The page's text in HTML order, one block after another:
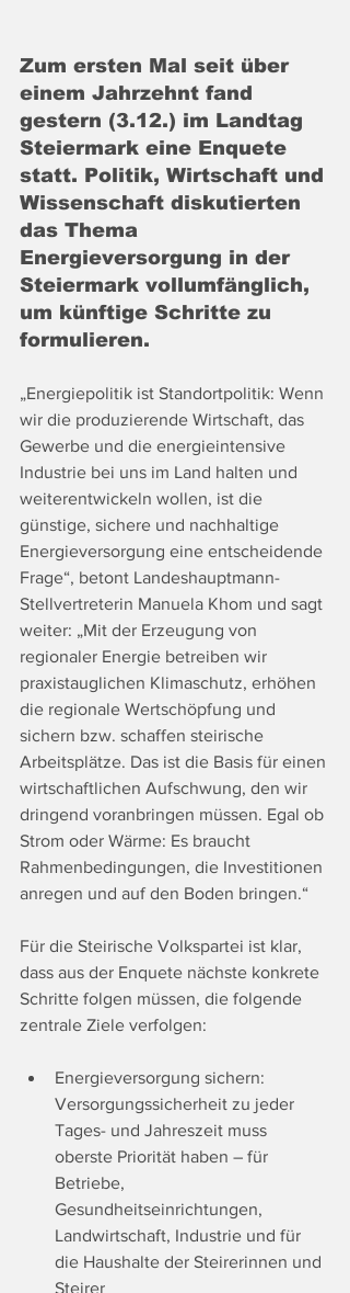
Zum ersten Mal seit über
einem Jahrzehnt fand
gestern (3.12.) im Landtag
Steiermark eine Enquete
statt. Politik, Wirtschaft und
Wissenschaft diskutierten
das Thema
Energieversorgung in der
Steiermark vollumfänglich,
um künftige Schritte zu
formulieren.
„Energiepolitik ist Standortpolitik: Wenn
wir die produzierende Wirtschaft, das
Gewerbe und die energieintensive
Industrie bei uns im Land halten und
weiterentwickeln wollen, ist die
günstige, sichere und nachhaltige
Energieversorgung eine entscheidende
Frage“, betont Landeshauptmann-
Stellvertreterin Manuela Khom und sagt
weiter: „Mit der Erzeugung von
regionaler Energie betreiben wir
praxistauglichen Klimaschutz, erhöhen
die regionale Wertschöpfung und
sichern bzw. schaffen steirische
Arbeitsplätze. Das ist die Basis für einen
wirtschaftlichen Aufschwung, den wir
dringend voranbringen müssen. Egal ob
Strom oder Wärme: Es braucht
Rahmenbedingungen, die Investitionen
anregen und auf den Boden bringen.“
Für die Steirische Volkspartei ist klar,
dass aus der Enquete nächste konkrete
Schritte folgen müssen, die folgende
zentrale Ziele verfolgen:
Energieversorgung sichern:
Versorgungssicherheit zu jeder
Tages- und Jahreszeit muss
oberste Priorität haben – für
Betriebe,
Gesundheitseinrichtungen,
Landwirtschaft, Industrie und für
die Haushalte der Steirerinnen und
Steirer